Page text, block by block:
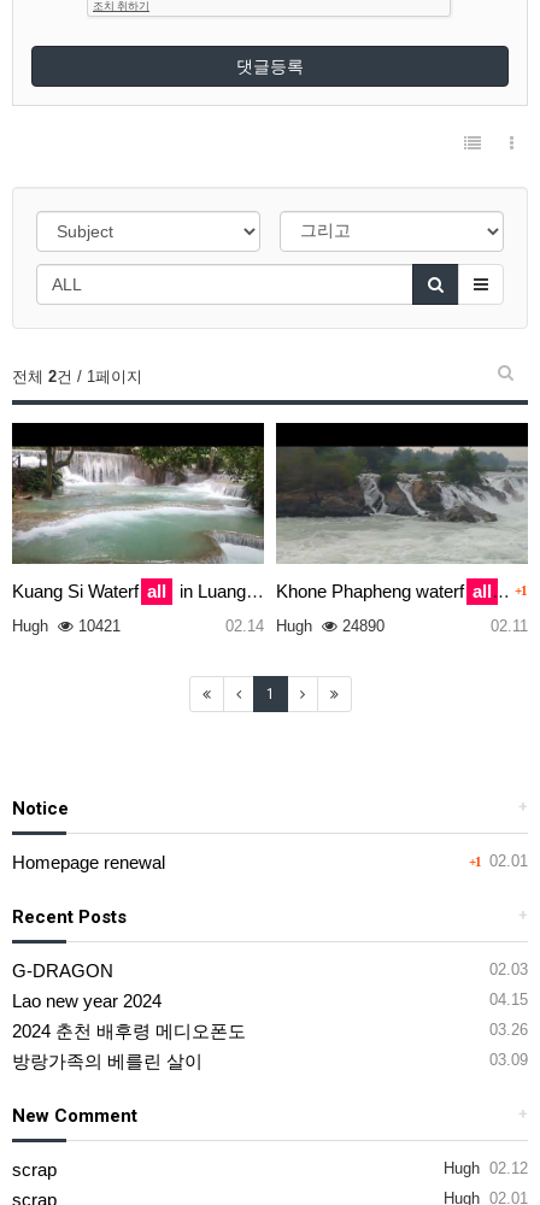
댓글등록
전체 2건 / 1페이지
all in Luang Pr…" class="wr-
Kuang Si Waterf all in Luang Pr…
Hugh 10421 02.14 all in so…" class="wr-thumb">
+1
Khone Phapheng waterf all in
Hugh 24890 02.11
1
+
Notice
+1 02.01
Homepage renewal
+
Recent Posts
02.03
G-DRAGON
04.15
Lao new year 2024
03.26
2024 춘천 배후령 메디오폰도
03.09
방랑가족의 베를린 살이
+
New Comment
Hugh 02.12
scrap
Hugh 02.01
scrap